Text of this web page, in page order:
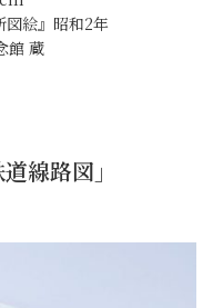
図絵』昭和2年
館 蔵
線路図」